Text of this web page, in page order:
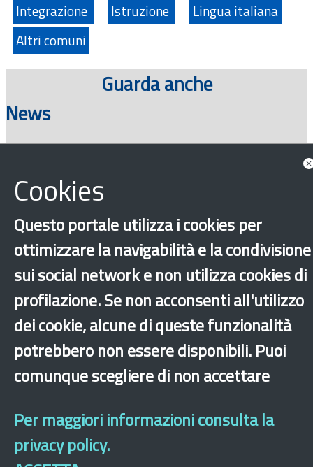
Integrazione
Istruzione
Lingua italiana
Altri comuni
Guarda anche
News
×
Cookies
Questo portale utilizza i cookies per
ottimizzare la navigabilità e la condivisione
sui social network e non utilizza cookies di
profilazione. Se non acconsenti all'utilizzo
dei cookie, alcune di queste funzionalità
potrebbero non essere disponibili. Puoi
comunque scegliere di non accettare
Per maggiori informazioni consulta la
privacy policy.
Dichiarazione di accessibilità Mappa del sito Legal & Privacy
Contatti